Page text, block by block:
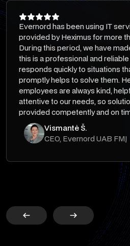
Evernord has been using IT
provided by Heximus for more
During this period, we have
this is a professional and
responds quickly to situations
promptly helps to solve them.
employees are always kind,
attentive to our needs, so
provided competently and on
Vismantė Š.
CEO, Evernord UAB FMĮ